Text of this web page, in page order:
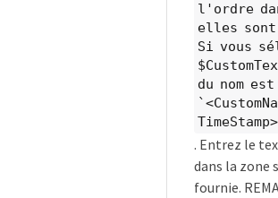
l'ordre
elles
Si vous
du nom est
TimeStamp>
. Entrez le
dans la zone
fournie.